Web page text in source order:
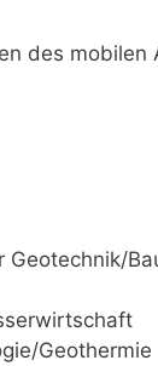
des mobilen
Geotechnik/
Geothermie